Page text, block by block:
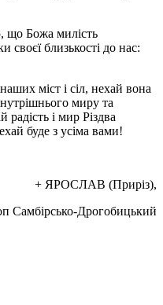
що Божа милість
близькості до нас:
міст і сіл, нехай вона
миру та
і мир Різдва
буде з усіма вами!
+ ЯРОСЛАВ (Приріз),
Самбірсько-Дрогобицький